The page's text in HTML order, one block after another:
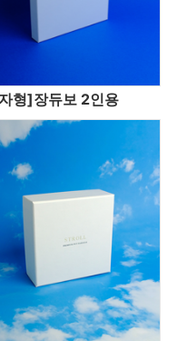
형]장듀보 2인용